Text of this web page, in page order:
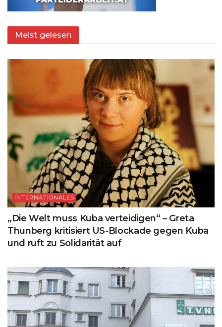
Meist gelesen
INTERNATIONALES
„Die Welt muss Kuba verteidigen“ – Greta
Thunberg kritisiert US-Blockade gegen Kuba
und ruft zu Solidarität auf